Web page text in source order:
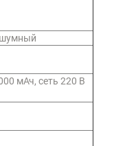
мАч, сеть 220 В